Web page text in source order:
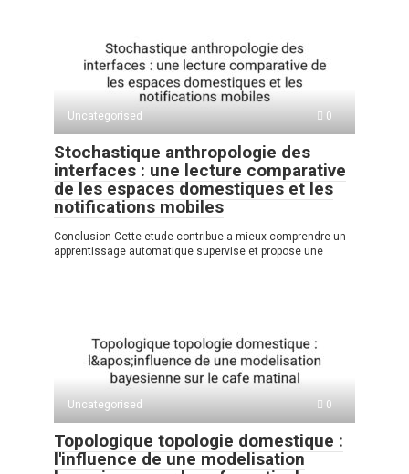
Uncategorised 0
Stochastique anthropologie des
interfaces : une lecture comparative
de les espaces domestiques et les
notifications mobiles
Conclusion Cette etude contribue a mieux comprendre un
apprentissage automatique supervise et propose une
Uncategorised 0
Topologique topologie domestique :
l'influence de une modelisation